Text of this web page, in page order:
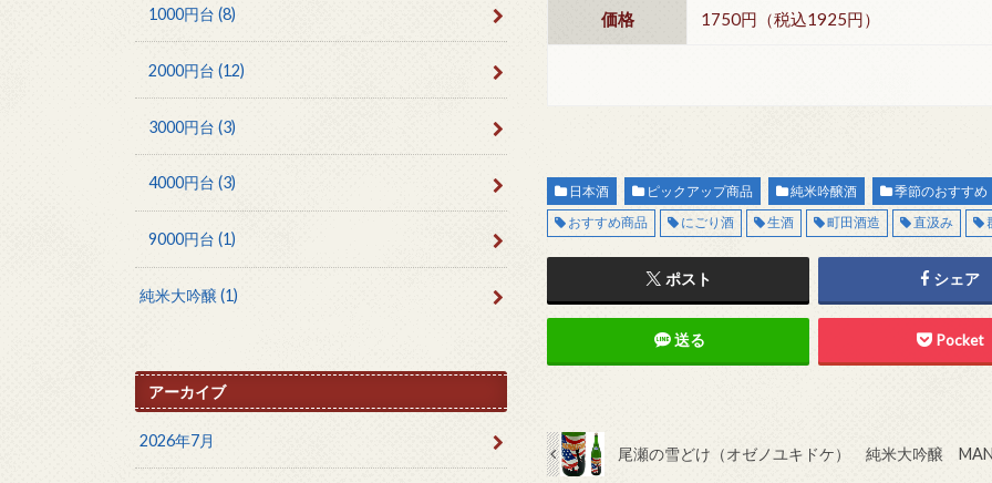
価格 1750円（税込1925円）
日本酒 ピックアップ商品 純米吟醸酒
季節のおすすめ
おすすめ商品
にごり酒 生酒 町田酒造 直汲み
ポスト シェア
送る Pocket
尾瀬の雪どけ（オゼノユキドケ） 純米大吟醸
1000円台 (8)
2000円台 (12)
3000円台 (3)
4000円台 (3)
9000円台 (1)
純米大吟醸(1)
アーカイブ
2026年7月